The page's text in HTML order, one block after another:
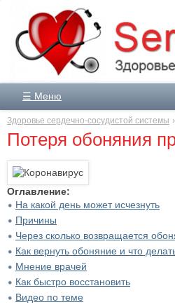
Здоровье сердечно-сосудистой системы
Потеря обоняния
Оглавление:
На какой день может исчезнуть
Причины
Через сколько возвращается
Как вернуть обоняние и что
Мнение врачей
Как быстро восстановить
Видео по теме
☰ Меню